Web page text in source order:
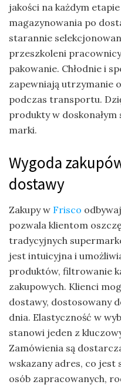
jakości na każdym
magazynowania po
starannie
przeszkoleni
pakowanie. Chłodnie i
zapewniają utrzymanie
podczas transportu.
produkty w
marki.
Wygoda
dostawy
Zakupy w Frisco
pozwala klientom
tradycyjnych
jest intuicyjna i
produktów, filtrowanie
zakupowych. Klienci
dostawy, dostosowany
dnia. Elastyczność w
stanowi jeden z
Zamówienia są
wskazany adres, co jest
osób zapracowanych,